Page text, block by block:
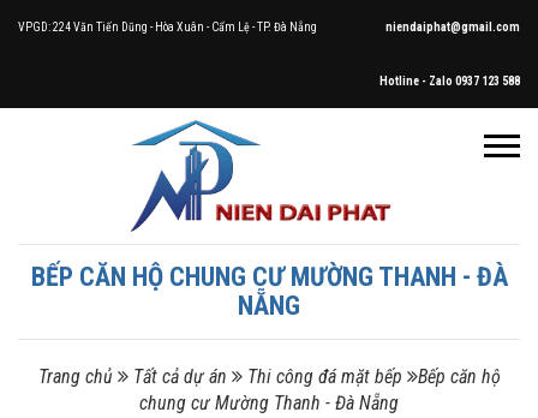
VPGD: 224 Văn Tiến Dũng - Hòa Xuân - Cẩm Lệ - TP. Đà Nẵng niendaiphat@gmail.com
Hotline - Zalo 0937 123 588
BẾP CĂN HỘ CHUNG CƯ MƯỜNG THANH - ĐÀ
NẴNG
Trang chủ Tất cả dự án Thi công đá mặt bếp
Bếp căn hộ
chung cư Mường Thanh - Đà Nẵng